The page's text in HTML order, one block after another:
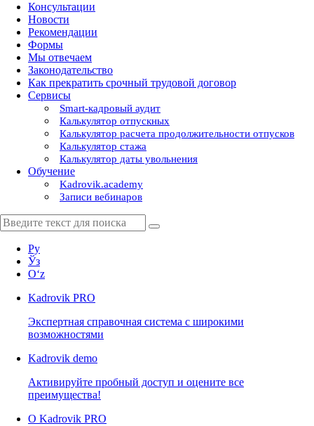
Консультации
Новости
Рекомендации
Формы
Мы отвечаем
Законодательство
Как прекратить срочный трудовой договор
Сервисы
Smart-кадровый аудит
Калькулятор отпускных
Калькулятор расчета продолжительности отпусков
Калькулятор стажа
Калькулятор даты увольнения
Обучение
Kadrovik.academy
Записи вебинаров
Ру
Ўз
Oʻz
Kadrovik PRO
Экспертная справочная система с широкими
возможностями
Kadrovik demo
Активируйте пробный доступ и оцените все
преимущества!
О Kadrovik PRO